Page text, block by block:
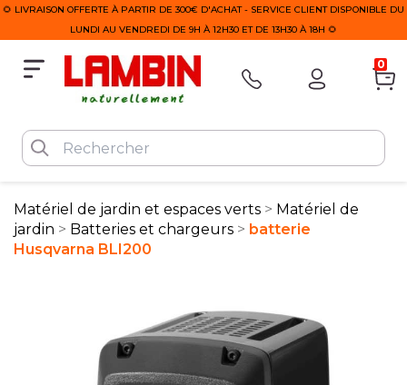
🌻 LIVRAISON OFFERTE À PARTIR DE 300€ D'ACHAT - SERVICE CLIENT DISPONIBLE DU
LUNDI AU VENDREDI DE 9H À 12H30 ET DE 13H30 À 18H 🌻
0
Matériel de jardin et espaces verts
Matériel de
jardin
Batteries et chargeurs
batterie
Husqvarna BLI200